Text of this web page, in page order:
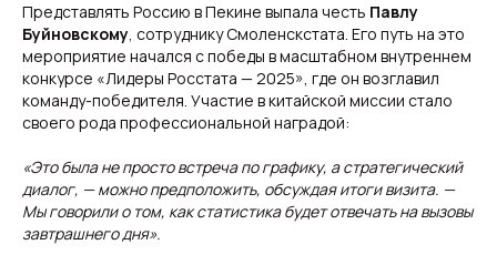
Представлять Россию в Пекине выпала честь Павлу
Буйновскому, сотруднику Смоленскстата. Его путь на это
мероприятие начался с победы в масштабном внутреннем
конкурсе «Лидеры Росстата — 2025», где он возглавил
команду-победителя. Участие в китайской миссии стало
своего рода профессиональной наградой:
«Это была не просто встреча по графику, а стратегический
диалог, — можно предположить, обсуждая итоги визита. —
Мы говорили о том, как статистика будет отвечать на вызовы
завтрашнего дня».
Свежие новости с жару — честно и по делу!
Добро пожаловать на кухню актуальных новостей!